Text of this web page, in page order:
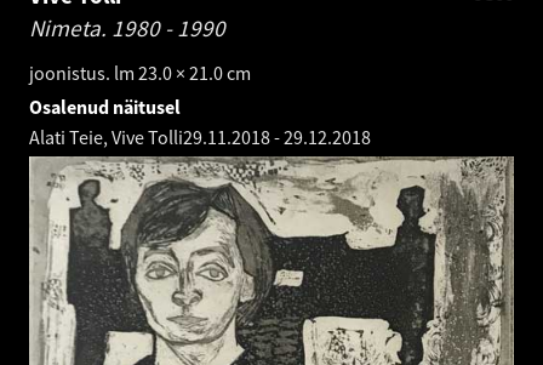
Nimeta. 1980 - 1990
joonistus. lm 23.0 × 21.0 cm
Osalenud näitusel
Alati Teie, Vive Tolli29.11.2018-29.12.2018